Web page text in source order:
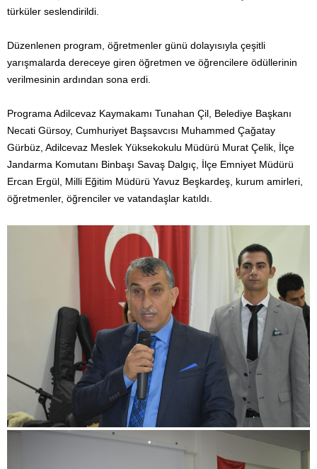
türküler seslendirildi.
Düzenlenen program, öğretmenler günü dolayısıyla çeşitli
yarışmalarda dereceye giren öğretmen ve öğrencilere ödüllerinin
verilmesinin ardından sona erdi.
Programa Adilcevaz Kaymakamı Tunahan Çil, Belediye Başkanı
Necati Gürsoy, Cumhuriyet Başsavcısı Muhammed Çağatay
Gürbüz, Adilcevaz Meslek Yüksekokulu Müdürü Murat Çelik, İlçe
Jandarma Komutanı Binbaşı Savaş Dalgıç, İlçe Emniyet Müdürü
Ercan Ergül, Milli Eğitim Müdürü Yavuz Beşkardeş, kurum amirleri,
öğretmenler, öğrenciler ve vatandaşlar katıldı.